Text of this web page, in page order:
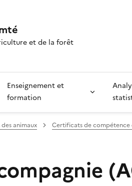
et de la forêt
Enseignement et
formation
animaux Certificats de compétence